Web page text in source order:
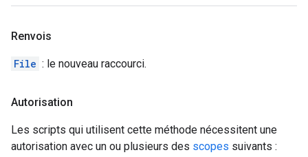
Renvois
File : le nouveau raccourci.
Autorisation
Les scripts qui utilisent cette méthode nécessitent une
autorisation avec un ou plusieurs des scopes suivants :